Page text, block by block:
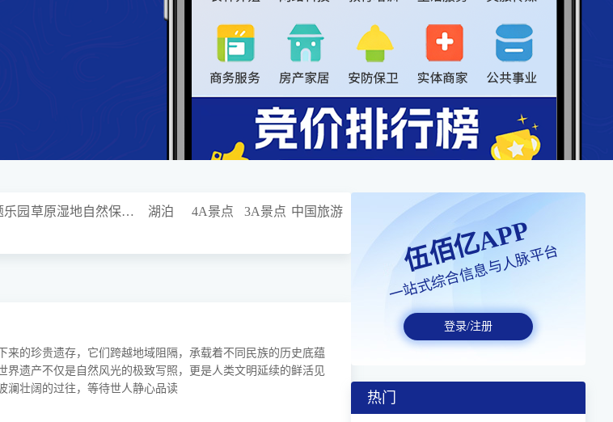
乐园 草原湿地 自然保护区 湖泊 4A景点 3A景点 中国旅游
的珍贵遗存，它们跨越地域阻隔，承载着不同民族的历史底蕴
遗产不仅是自然风光的极致写照，更是人类文明延续的鲜活见
澜壮阔的过往，等待世人静心品读
伍佰亿APP
一站式综合信息与人脉平台
登录/注册
热门